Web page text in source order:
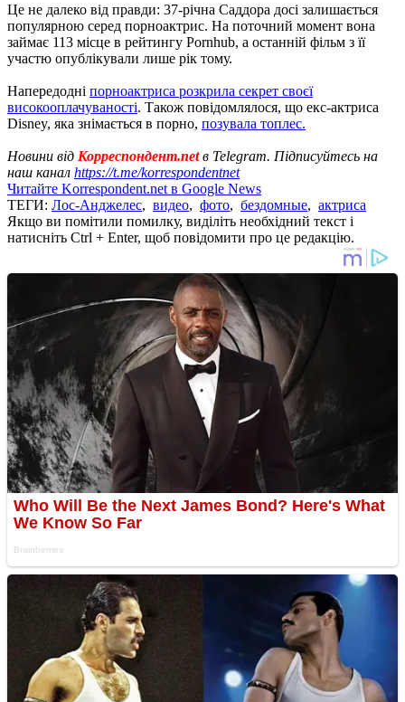
Це не далеко від правди: 37-річна Саддора досі залишається
популярною серед порноактрис. На поточний момент вона
займає 113 місце в рейтингу Pornhub, а останній фільм з її
участю опублікували лише рік тому.
Напередодні порноактриса розкрила секрет своєї
високооплачуваності. Також повідомлялося, що екс-актриса
Disney, яка знімається в порно, позувала топлес.
Новини від Корреспондент.netв Telegram. Підписуйтесь на
наш канал https://t.me/korrespondentnet
Читайте Korrespondent.net в Google News
ТЕГИ: Лос-Анджелес, видео, фото, бездомные, актриса
Якщо ви помітили помилку, виділіть необхідний текст і
натисніть Ctrl + Enter, щоб повідомити про це редакцію.